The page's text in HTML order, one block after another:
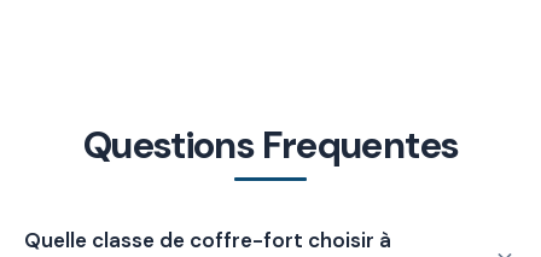
Questions Frequentes
Quelle classe de coffre-fort choisir à